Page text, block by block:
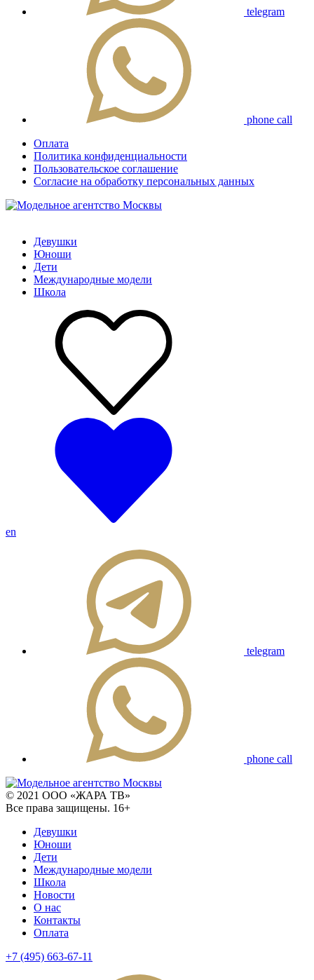
telegram
phone call
Оплата
Политика конфиденциальности
Пользовательское соглашение
Согласие на обработку персональных данных
Девушки
Юноши
Дети
Международные модели
Школа
en
telegram
phone call
© 2021 ООО «ЖАРА ТВ»
Все права защищены. 16+
Девушки
Юноши
Дети
Международные модели
Школа
Новости
О нас
Контакты
Оплата
+7 (495) 663-67-11